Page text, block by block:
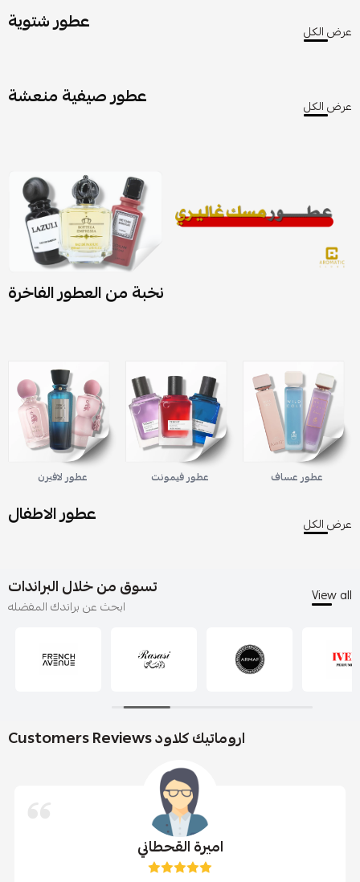
عطور شتوية عرض الكل
عطور صيفية منعشة عرض الكل
نخبة من العطور الفاخرة
عطور لافيرن عطور فيمونت عطور عساف
عطور الاطفال عرض الكل
تسوق من خلال البراندات
ابحث عن براندك المفضله
View all
Customers Reviews اروماتيك كلاود
اميرة القحطاني